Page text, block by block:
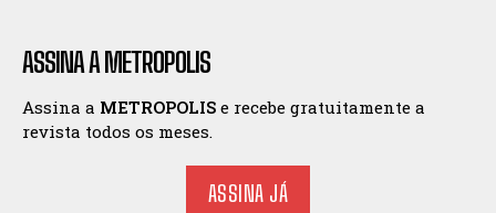
ASSINA A METROPOLIS
Assina a METROPOLIS e recebe gratuitamente a
revista todos os meses.
ASSINA JÁ